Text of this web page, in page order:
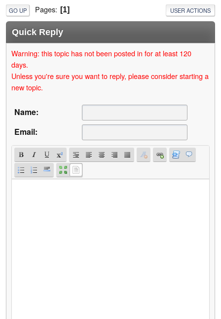
GO UP Pages 1 USER ACTIONS
Quick Reply
Warning: this topic has not been posted in for at least 120
days.
Unless you're sure you want to reply, please consider starting a
new topic.
Name:
Email: